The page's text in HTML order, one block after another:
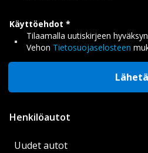
Käyttöehdot
Tilaamalla uutiskirjeen
Vehon Tietosuojaselosteen
Lähetä
Henkilöautot
Uudet autot